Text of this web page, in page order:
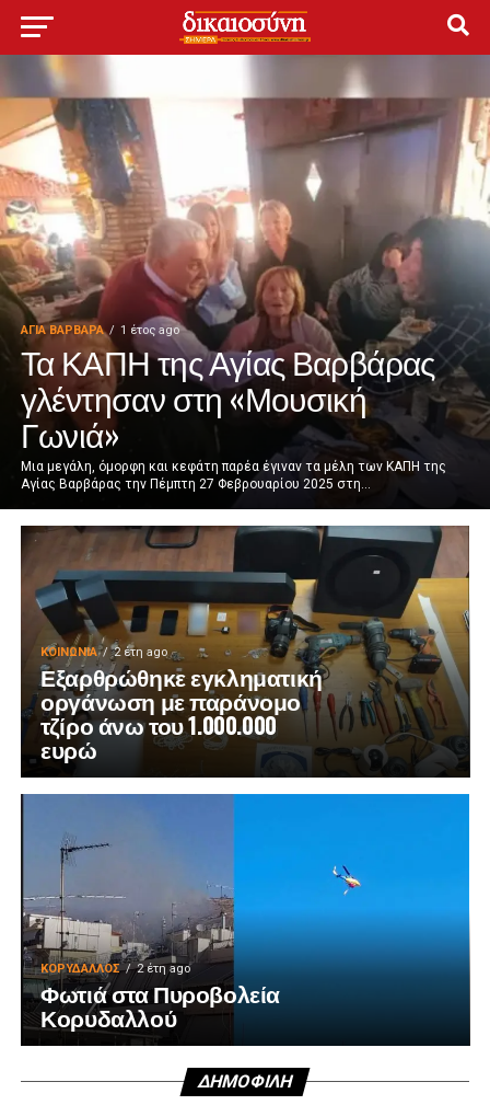
ΑΓΙΑ ΒΑΡΒΑΡΑ 1 έτος ago
Τα ΚΑΠΗ της Αγίας Βαρβάρας
γλέντησαν στη «Μουσική
Γωνιά»
Μια μεγάλη, όμορφη και κεφάτη παρέα έγιναν τα μέλη των ΚΑΠΗ της
Αγίας Βαρβάρας την Πέμπτη 27 Φεβρουαρίου 2025 στη...
ΚΟΙΝΩΝΊΑ 2 έτη ago
Εξαρθρώθηκε εγκληματική
οργάνωση με παράνομο
τζίρο άνω του 1.000.000
ευρώ
ΚΟΡΥΔΑΛΛΟΣ 2 έτη ago
Φωτιά στα Πυροβολεία
Κορυδαλλού
ΔΗΜΟΦΙΛΉ